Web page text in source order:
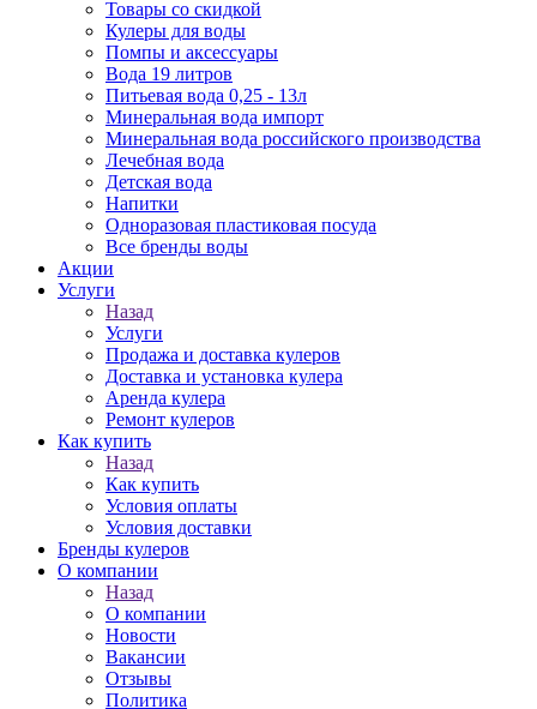
Товары со скидкой
Кулеры для воды
Помпы и аксессуары
Вода 19 литров
Питьевая вода 0,25 - 13л
Минеральная вода импорт
Минеральная вода российского производства
Лечебная вода
Детская вода
Напитки
Одноразовая пластиковая посуда
Все бренды воды
Акции
Услуги
Назад
Услуги
Продажа и доставка кулеров
Доставка и установка кулера
Аренда кулера
Ремонт кулеров
Как купить
Назад
Как купить
Условия оплаты
Условия доставки
Бренды кулеров
О компании
Назад
О компании
Новости
Вакансии
Отзывы
Политика